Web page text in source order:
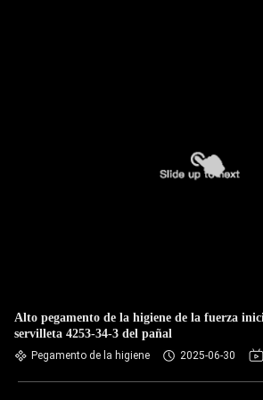
Alto pegamento de la higiene de la fuerza
servilleta 4253-34-3 del pañal
Pegamento de la higiene 2025-06-30